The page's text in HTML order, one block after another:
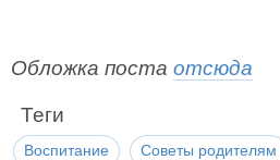
Обложка поста отсюда
Теги
Воспитание Советы родителям